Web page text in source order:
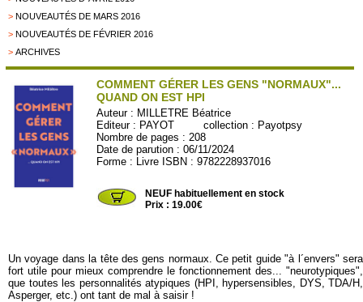
> NOUVEAUTÉS DE MARS 2016
> NOUVEAUTÉS DE FÉVRIER 2016
> ARCHIVES
COMMENT GÉRER LES GENS "NORMAUX"...
QUAND ON EST HPI
Auteur : MILLETRE Béatrice
Editeur : PAYOT collection : Payotpsy
Nombre de pages : 208
Date de parution : 06/11/2024
Forme : Livre ISBN : 9782228937016
NEUF habituellement en stock
Prix : 19.00€
Un voyage dans la tête des gens normaux. Ce petit guide "à l´envers" sera
fort utile pour mieux comprendre le fonctionnement des... "neurotypiques",
que toutes les personnalités atypiques (HPI, hypersensibles, DYS, TDA/H,
Asperger, etc.) ont tant de mal à saisir !